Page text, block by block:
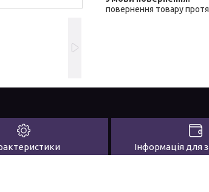
повернення товару
Інформація для